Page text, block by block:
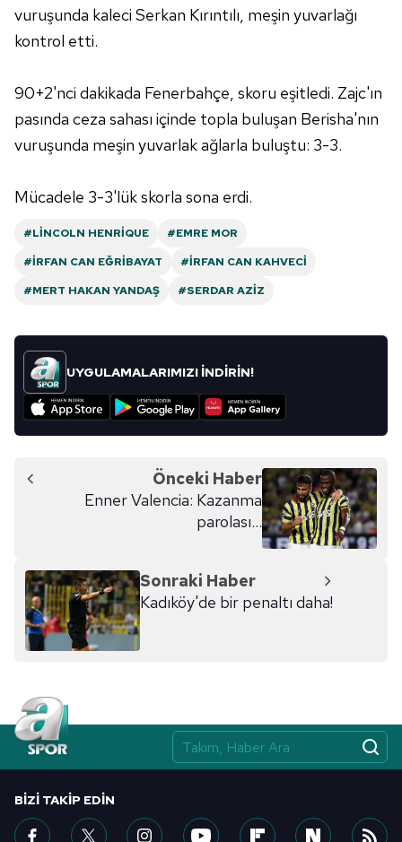
vuruşunda kaleci Serkan Kırıntılı, meşin yuvarlağı
kontrol etti.
90+2'nci dakikada Fenerbahçe, skoru eşitledi. Zajc'ın
pasında ceza sahası içinde topla buluşan Berisha'nın
vuruşunda meşin yuvarlak ağlarla buluştu: 3-3.
Mücadele 3-3'lük skorla sona erdi.
#LINCOLN HENRIQUE
#EMRE MOR
#İRFAN CAN EĞRIBAYAT
#İRFAN CAN KAHVECI
#MERT HAKAN YANDAŞ
#SERDAR AZIZ
UYGULAMALARIMIZI İNDİRİN!
Önceki Haber
Enner Valencia: Kazanma
parolası...
Sonraki Haber
Kadıköy'de bir penaltı daha!
BIZI TAKIP EDIN